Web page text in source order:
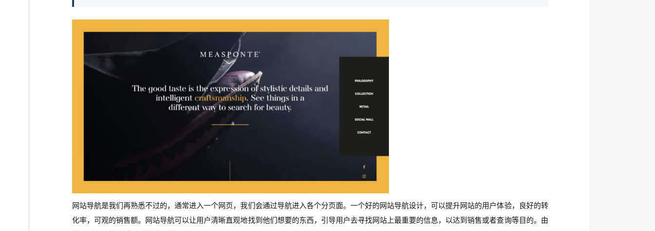
网站导航是我们再熟悉不过的，通常进入一个网页，我们会通过导航进入各个分页面。一个好的网站导航设计，可以提升网站的用户体验，良好的转
化率，可观的销售额。网站导航可以让用户清晰直观地找到他们想要的东西，引导用户去寻找网站上最重要的信息，以达到销售或者查询等目的。由